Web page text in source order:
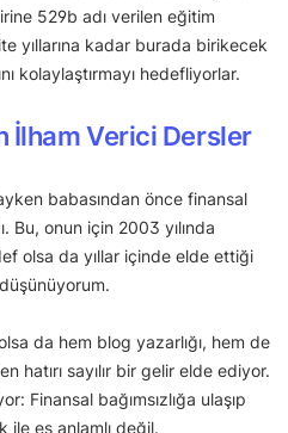
529b adı verilen eğitim
yıllarına kadar burada birikecek
kolaylaştırmayı hedefliyorlar.
İlham Verici Dersler
babasından önce finansal
Bu, onun için 2003 yılında
olsa da yıllar içinde elde ettiği
da hem blog yazarlığı, hem de
hatırı sayılır bir gelir elde ediyor.
Finansal bağımsızlığa ulaşıp
ile eş anlamlı değil.